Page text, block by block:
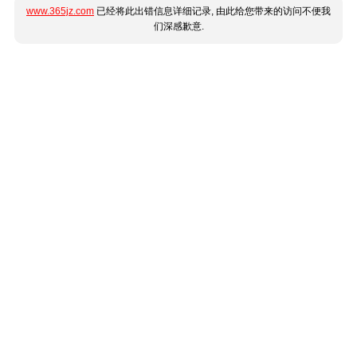
www.365jz.com 已经将此出错信息详细记录, 由此给您带来的访问不便我
们深感歉意.